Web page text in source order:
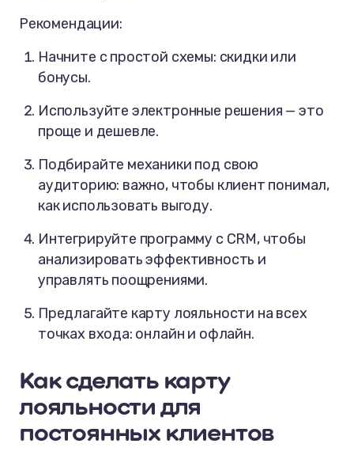
Рекомендации:
Начните с простой схемы: скидки или
бонусы.
Используйте электронные решения — это
проще и дешевле.
Подбирайте механики под свою
аудиторию: важно, чтобы клиент понимал,
как использовать выгоду.
Интегрируйте программу с CRM, чтобы
анализировать эффективность и
управлять поощрениями.
Предлагайте карту лояльности на всех
точках входа: онлайн и офлайн.
Как сделать карту
лояльности для
постоянных клиентов